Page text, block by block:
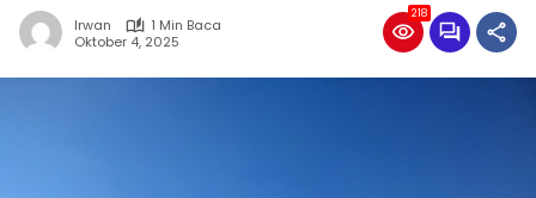
Irwan
1 Min Baca
Oktober 4, 2025
218